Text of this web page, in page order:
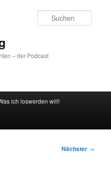
– der Podcast
ich loswerden will!
Nächster →